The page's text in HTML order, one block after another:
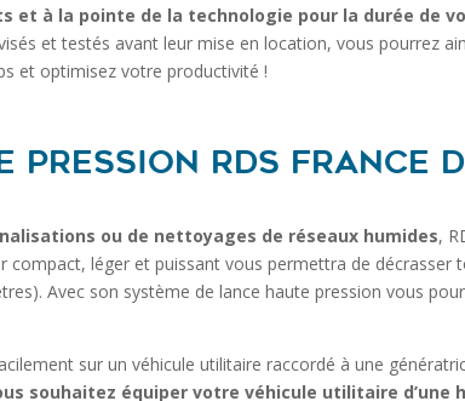
et à la pointe de la technologie pour la durée de
et testés avant leur mise en location, vous pourrez
et optimisez votre productivité !
pression RDS France
ou de nettoyages de réseaux humides,
léger et puissant vous permettra de décrasser
Avec son système de lance haute pression vous
sur un véhicule utilitaire raccordé à une
souhaitez équiper votre véhicule utilitaire d’une